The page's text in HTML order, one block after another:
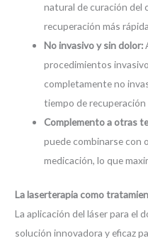
natural de curación del
recuperación más
No invasivo y sin dolor:
procedimientos
completamente no
tiempo de recuperación
Complemento a otras
puede combinarse con
medicación, lo que
La laserterapia como
La aplicación del láser para el
solución innovadora y eficaz